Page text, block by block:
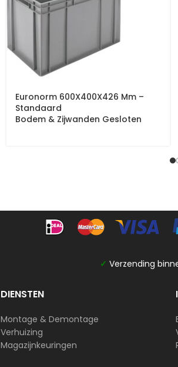
Euronorm 600X400X426 Mm –
Standaard
Bodem & Zijwanden Gesloten
✓ Verzending
DIENSTEN
Montage & Demontage
Verhuizing
Magazijnkeuringen